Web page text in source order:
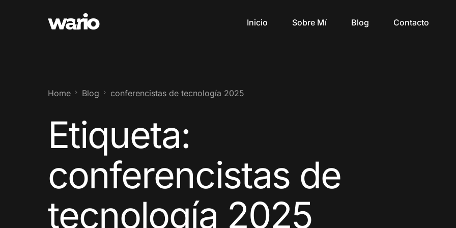
Inicio Sobre Mí Blog Contacto
Home Blog conferencistas de tecnología 2025
Etiqueta:
conferencistas de
tecnología 2025